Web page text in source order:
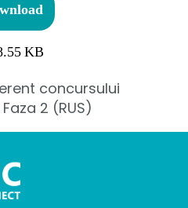
KB
concursului
2 (RUS)